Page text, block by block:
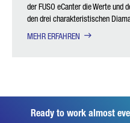
der FUSO eCanter die Werte und
den drei charakteristischen
MEHR ERFAHREN
Ready to work almost